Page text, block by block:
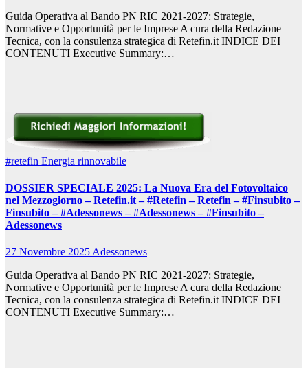
Guida Operativa al Bando PN RIC 2021-2027: Strategie,
Normative e Opportunità per le Imprese A cura della Redazione
Tecnica, con la consulenza strategica di Retefin.it INDICE DEI
CONTENUTI Executive Summary:…
#retefin Energia rinnovabile
DOSSIER SPECIALE 2025: La Nuova Era del Fotovoltaico
nel Mezzogiorno – Retefin.it – #Retefin – Retefin – #Finsubito –
Finsubito – #Adessonews – #Adessonews – #Finsubito –
Adessonews
27 Novembre 2025 Adessonews
Guida Operativa al Bando PN RIC 2021-2027: Strategie,
Normative e Opportunità per le Imprese A cura della Redazione
Tecnica, con la consulenza strategica di Retefin.it INDICE DEI
CONTENUTI Executive Summary:…